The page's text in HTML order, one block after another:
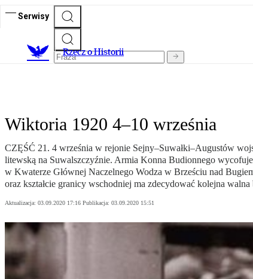
Serwisy
Rzecz o Historii
Wiktoria 1920 4–10 września
CZĘŚĆ 21. 4 września w rejonie Sejny–Suwałki–Augustów
litewską na Suwalszczyźnie. Armia Konna Budionnego
w Kwaterze Głównej Naczelnego Wodza w Brześciu nad
oraz kształcie granicy wschodniej ma zdecydować kolejna
Aktualizacja: 03.09.2020 17:16 Publikacja: 03.09.2020 15:51